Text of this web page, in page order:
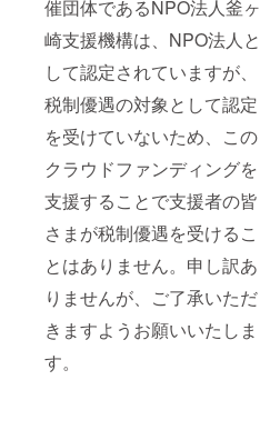
催団体であるNPO法人釜ヶ
崎支援機構は、NPO法人と
して認定されていますが、
税制優遇の対象として認定
を受けていないため、この
クラウドファンディングを
支援することで支援者の皆
さまが税制優遇を受けるこ
とはありません。申し訳あ
りませんが、ご了承いただ
きますようお願いいたしま
す。